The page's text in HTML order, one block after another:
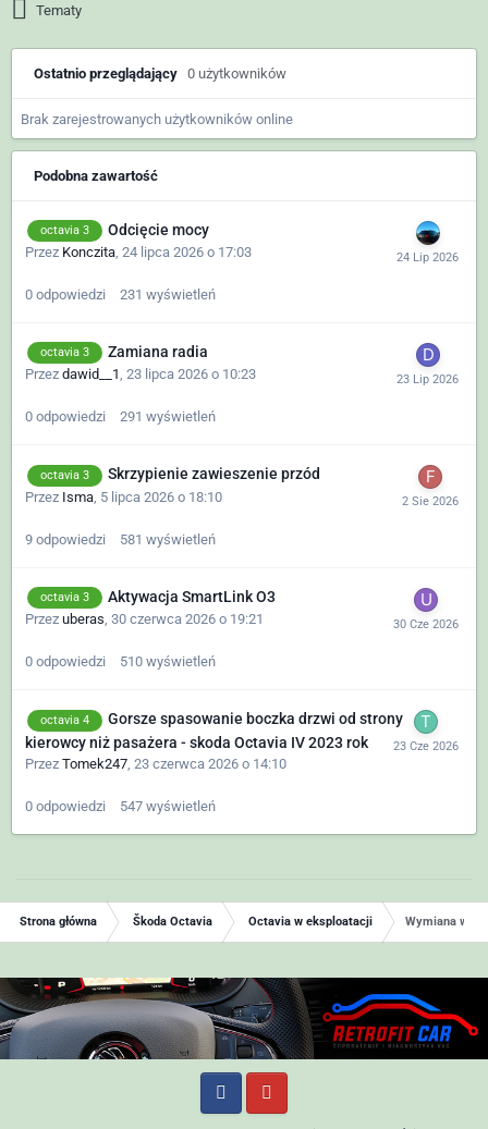
Tematy
Ostatnio przeglądający 0 użytkowników
Brak zarejestrowanych użytkowników online
Podobna zawartość
octavia 3 Odcięcie mocy
Przez Konczita, 24 lipca 2026 o 17:03
0 odpowiedzi 231 wyświetleń
octavia 3 Zamiana radia
Przez dawid__1, 23 lipca 2026 o 10:23
0 odpowiedzi 291 wyświetleń
octavia 3 Skrzypienie zawieszenie przód
Przez Isma 5 lipca 2026 o 18:10
9 odpowiedzi 581 wyświetleń
octavia 3 Aktywacja SmartLink O3
Przez uberas, 30 czerwca 2026 o 19:21
0 odpowiedzi 510 wyświetleń
octavia 4
Gorsze spasowanie boczka drzwi od strony
kierowcy niż pasażera - skoda Octavia IV 2023 rok
Przez Tomek247 23 czerwca 2026 o 14:10
0 odpowiedzi 547 wyświetleń
Strona główna Škoda Octavia Octavia w eksploatacji Wymiana